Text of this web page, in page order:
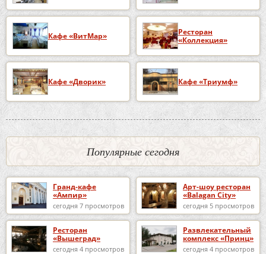
Кафе «ВитМар»
Ресторан
«Коллекция»
Кафе «Дворик» Кафе «Триумф»
Популярные сегодня
Гранд-кафе
«Ампир»
сегодня 7 просмотров
Арт-шоу ресторан
«Balagan City»
сегодня 5 просмотров
Ресторан
«Вышеград»
сегодня 4 просмотров
Развлекательный
комплекс «Принц»
сегодня 4 просмотров